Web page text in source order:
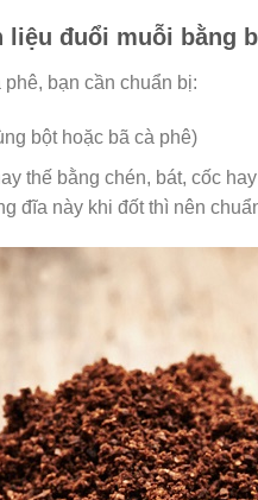
liệu đuổi muỗi bằng
bạn cần chuẩn bị:
bột hoặc bã cà phê)
thế bằng chén, bát, cốc
đĩa này khi đốt thì nên